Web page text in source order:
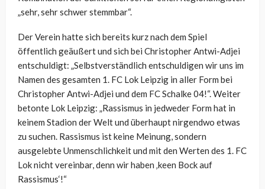
„sehr, sehr schwer stemmbar“.
Der Verein hatte sich bereits kurz nach dem Spiel
öffentlich geäußert und sich bei Christopher Antwi-Adjei
entschuldigt: „Selbstverständlich entschuldigen wir uns im
Namen des gesamten 1. FC Lok Leipzig in aller Form bei
Christopher Antwi-Adjei und dem FC Schalke 04!“. Weiter
betonte Lok Leipzig: „Rassismus in jedweder Form hat in
keinem Stadion der Welt und überhaupt nirgendwo etwas
zu suchen. Rassismus ist keine Meinung, sondern
ausgelebte Unmenschlichkeit und mit den Werten des 1. FC
Lok nicht vereinbar, denn wir haben ‚keen Bock auf
Rassismus‘!“